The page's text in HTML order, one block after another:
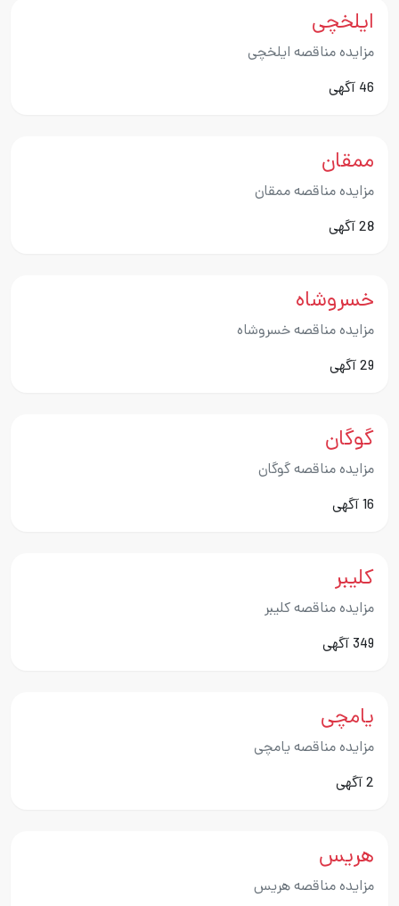
ایلخچی
مزایده مناقصه ایلخچی
46 آگهی
ممقان
مزایده مناقصه ممقان
28 آگهی
خسروشاه
مزایده مناقصه خسروشاه
29 آگهی
گوگان
مزایده مناقصه گوگان
16 آگهی
کلیبر
مزایده مناقصه کلیبر
349 آگهی
یامچی
مزایده مناقصه یامچی
2 آگهی
هریس
مزایده مناقصه هریس